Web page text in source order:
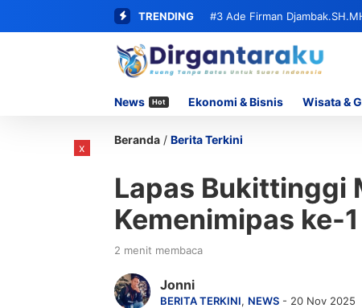
TRENDING #3 Ade Firman
Beserta Seluruh Oknum yang
News Hot Ekonomi & Bisnis Wisata &
Beranda / Berita Terkini
Lapas Bukittinggi
Kemenimipas ke-
2 menit membaca
Jonni
BERITA TERKINI, NEWS - 20 Nov 2025
x